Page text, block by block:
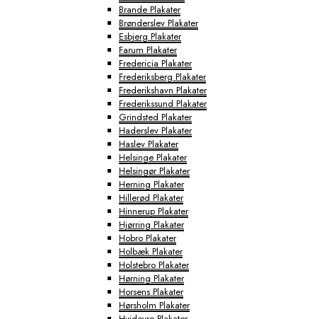
Brande Plakater
Brønderslev Plakater
Esbjerg Plakater
Farum Plakater
Fredericia Plakater
Frederiksberg Plakater
Frederikshavn Plakater
Frederikssund Plakater
Grindsted Plakater
Haderslev Plakater
Haslev Plakater
Helsinge Plakater
Helsingør Plakater
Herning Plakater
Hillerød Plakater
Hinnerup Plakater
Hjørring Plakater
Hobro Plakater
Holbæk Plakater
Holstebro Plakater
Hørning Plakater
Horsens Plakater
Hørsholm Plakater